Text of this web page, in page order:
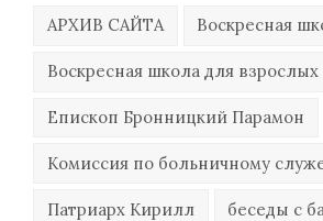
АРХИВ САЙТА Воскресная
Воскресная школа для взрослых
Епископ Бронницкий Парамон
Комиссия по больничному
Патриарх Кирилл беседы с